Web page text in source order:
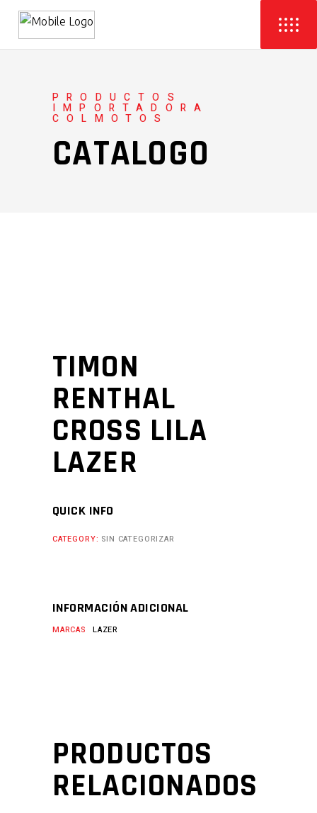
PRODUCTOS
IMPORTADORA
COLMOTOS
CATALOGO
TIMON
RENTHAL
CROSS LILA
LAZER
QUICK INFO
CATEGORY: SIN CATEGORIZAR
INFORMACIÓN ADICIONAL
MARCAS LAZER
PRODUCTOS
RELACIONADOS